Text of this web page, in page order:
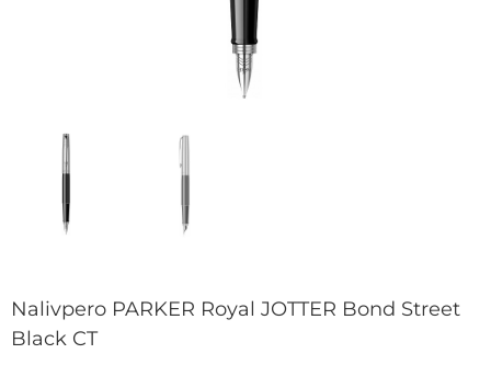
Nalivpero PARKER Royal JOTTER Bond Street
Black CT